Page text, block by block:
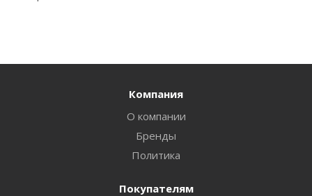
Компания
О компании
Бренды
Политика
Покупателям